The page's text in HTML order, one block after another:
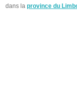
dans la province du